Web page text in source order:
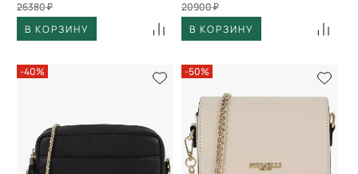
26380 ₽
В КОРЗИНУ
20900 ₽
В КОРЗИНУ
-40% -50%